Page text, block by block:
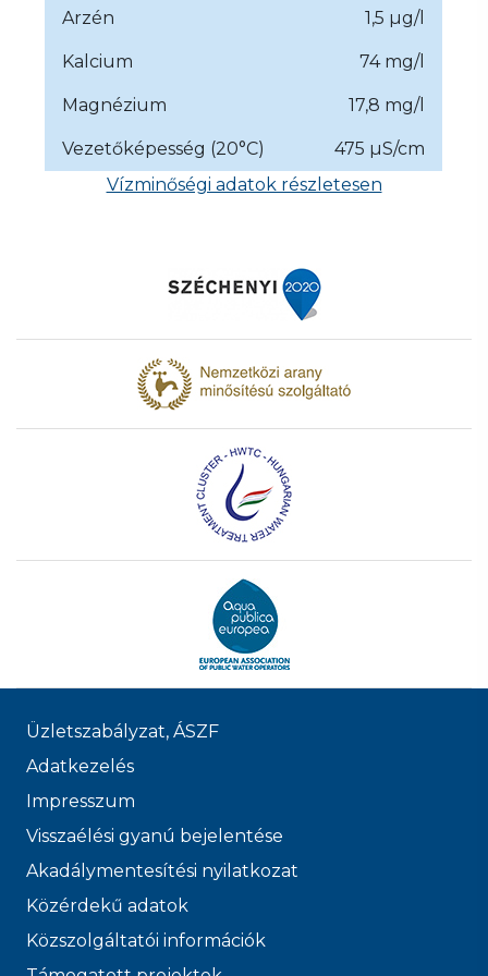
Arzén 1,5 µg/l
Kalcium 74 mg/l
Magnézium 17,8 mg/l
Vezetőképesség (20°C)
475 µS/cm
Vízminőségi adatok részletesen
Üzletszabályzat, ÁSZF
Adatkezelés
Impresszum
Visszaélési gyanú bejelentése
Akadálymentesítési nyilatkozat
Közérdekű adatok
Közszolgáltatói információk